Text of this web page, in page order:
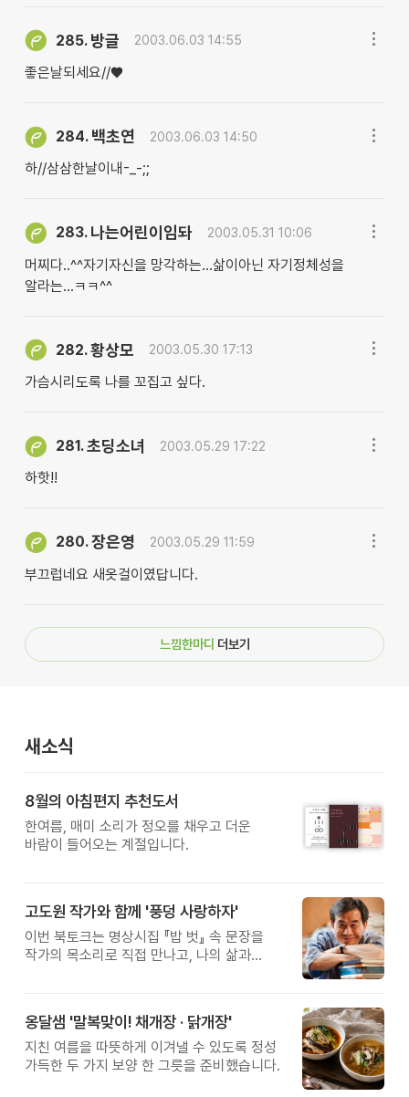
285. 방글 2003.06.03 14:55
좋은날되세요//♥
284. 백초연 2003.06.03 14:50
하//삼삼한날이내-_-;;
283. 나는어린이임돠 2003.05.31 10:06
머찌다..^^자기자신을 망각하는...삶이아닌 자기정체성을
알라는...ㅋㅋ^^
282.황상모 2003.05.30 17:13
가슴시리도록 나를 꼬집고 싶다.
281.초딩소녀 2003.05.29 17:22
하핫!!
280.장은영 2003.05.29 11:59
부끄럽네요 새옷걸이였답니다.
느낌한마디 더보기
새소식
8월의 아침편지 추천도서
한여름, 매미 소리가 정오를 채우고 더운
바람이 들어오는 계절입니다.
고도원 작가와 함께 '풍덩 사랑하자'
이번 북토크는 명상시집 『밥 벗』 속 문장을
작가의 목소리로 직접 만나고, 나의 삶과
옹달샘 '말복맞이! 채개장 · 닭개장'
지친 여름을 따뜻하게 이겨낼 수 있도록 정성
가득한 두 가지 보양 한 그릇을 준비했습니다.